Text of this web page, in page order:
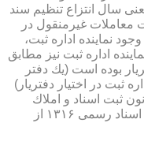
این تاریخ به بعد، (ازسال ۱۳۱۶، یعنی سال انتزاع تنظیم سند
معاملات غیرمنقول در
نماینده اداره ثبت،
اداره ثبت نیز مطابق
بوده است (یك دفتر
ثبت در اختیار دفتریار)
ثبت اسناد و املاك
مصوب ۱۳۱۰ از یك طرف و قانون دفاتر اسناد رسمی ۱۳۱۶ از